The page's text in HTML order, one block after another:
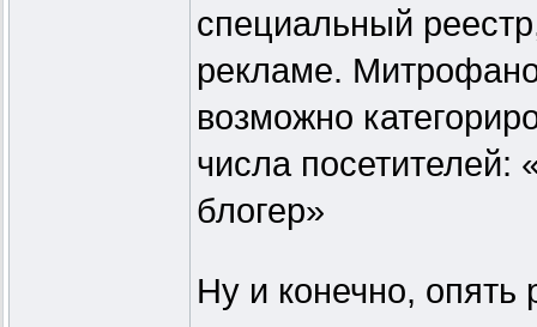
специальный
рекламе.
возможно
числа посетителей:
блогер»
Ну и конечно, опять